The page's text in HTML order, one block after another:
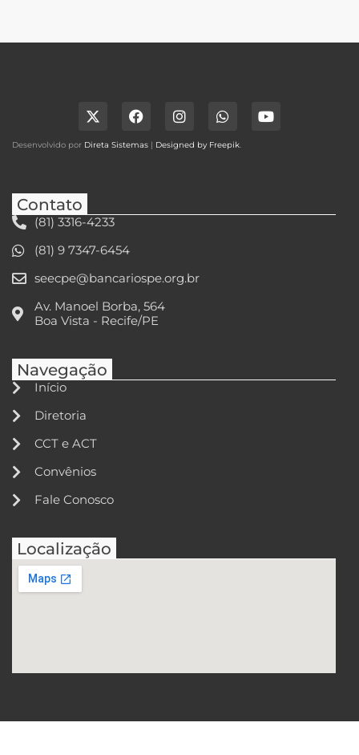
Desenvolvido por Direta Sistemas | Designed by Freepik.
Contato
(81) 3316-4233
(81) 9 7347-6454
seecpe@bancariospe.org.br
Av. Manoel Borba, 564
Boa Vista - Recife/PE
Navegação
Início
Diretoria
CCT e ACT
Convênios
Fale Conosco
Localização